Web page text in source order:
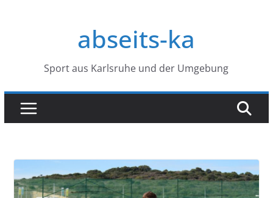
abseits-ka
Sport aus Karlsruhe und der Umgebung